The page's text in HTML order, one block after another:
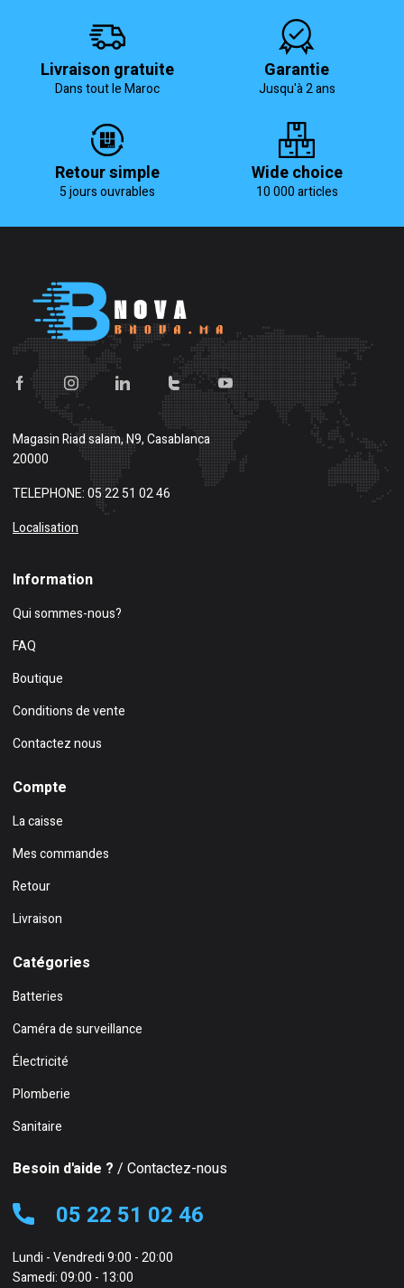
Livraison gratuite
Dans tout le Maroc
Garantie
Jusqu'à 2 ans
Retour simple
5 jours ouvrables
Wide choice
10 000 articles
MagasinRiad salam, N9, Casablanca
20000
TELEPHONE: 05 22 51 02 46
Localisation
Information
Qui sommes-nous?
FAQ
Boutique
Conditions de vente
Contactez nous
Compte
La caisse
Mes commandes
Retour
Livraison
Catégories
Batteries
Caméra de surveillance
Électricité
Plomberie
Sanitaire
Besoin d'aide ? / Contactez-nous
05 22 51 02 46
Lundi - Vendredi 9:00 - 20:00
Samedi: 09:00 - 13:00